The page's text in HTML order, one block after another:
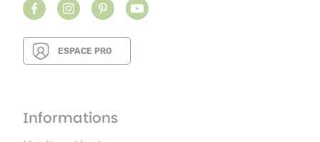
ESPACE PRO
Informations